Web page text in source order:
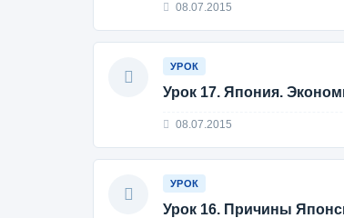
08.07.2015
УРОК
Урок 17. Япония.
08.07.2015
УРОК
Урок 16. Причины